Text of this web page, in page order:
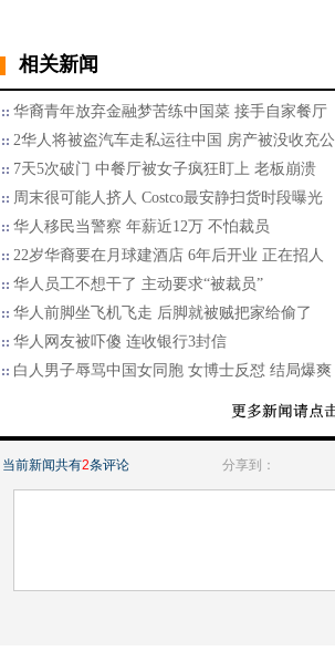
相关新闻
华裔青年放弃金融梦苦练中国菜 接手自家餐厅
2华人将被盗汽车走私运往中国 房产被没收充公
7天5次破门 中餐厅被女子疯狂盯上 老板崩溃
周末很可能人挤人 Costco最安静扫货时段曝光
华人移民当警察 年薪近12万 不怕裁员
22岁华裔要在月球建酒店 6年后开业 正在招人
华人员工不想干了 主动要求“被裁员”
华人前脚坐飞机飞走 后脚就被贼把家给偷了
华人网友被吓傻 连收银行3封信
白人男子辱骂中国女同胞 女博士反怼 结局爆爽
当前新闻共有2条评论 分享到：